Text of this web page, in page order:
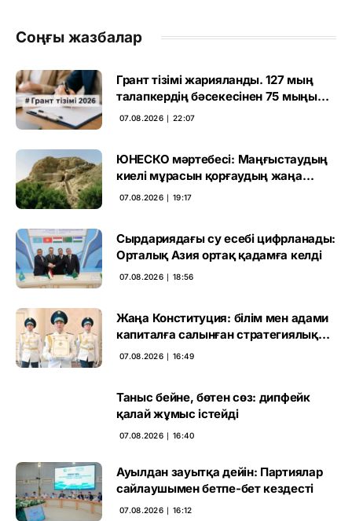
Соңғы жазбалар
Грант тізімі жарияланды. 127 мың
талапкердің бәсекесінен 75 мыңы
өтті
07.08.2026 ∣ 22:07
ЮНЕСКО мәртебесі: Маңғыстаудың
киелі мұрасын қорғаудың жаңа
кезеңі басталды
07.08.2026 ∣ 19:17
Сырдариядағы су есебі цифрланады:
Орталық Азия ортақ қадамға келді
07.08.2026 ∣ 18:56
Жаңа Конституция: білім мен адами
капиталға салынған стратегиялық
негіз
07.08.2026 ∣ 16:49
Таныс бейне, бөтен сөз: дипфейк
қалай жұмыс істейді
07.08.2026 ∣ 16:40
Ауылдан зауытқа дейін: Партиялар
сайлаушымен бетпе-бет кездесті
07.08.2026 ∣ 16:12